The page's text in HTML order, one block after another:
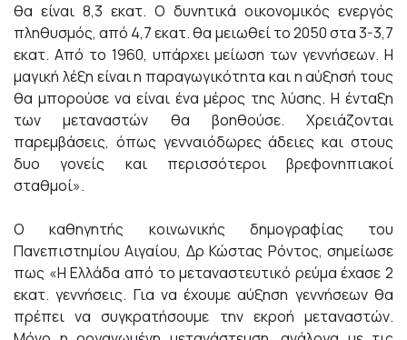
θα είναι 8,3 εκατ. Ο δυνητικά οικονομικός ενεργός
πληθυσμός, από 4,7 εκατ. θα μειωθεί το 2050 στα 3-3,7
εκατ. Από το 1960, υπάρχει μείωση των γεννήσεων. Η
μαγική λέξη είναι η παραγωγικότητα και η αύξησή τους
θα μπορούσε να είναι ένα μέρος της λύσης. Η ένταξη
των μεταναστών θα βοηθούσε. Χρειάζονται
παρεμβάσεις, όπως γενναιόδωρες άδειες και στους
δυο γονείς και περισσότεροι βρεφονηπιακοί
σταθμοί».
Ο καθηγητής κοινωνικής δημογραφίας του
Πανεπιστημίου Αιγαίου, Δρ Κώστας Ρόντος, σημείωσε
πως «Η Ελλάδα από το μεταναστευτικό ρεύμα έχασε 2
εκατ. γεννήσεις. Για να έχουμε αύξηση γεννήσεων θα
πρέπει να συγκρατήσουμε την εκροή μεταναστών.